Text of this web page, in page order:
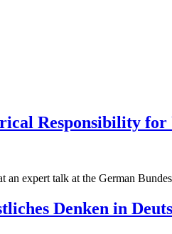
Responsibility for
expert talk at the German
Denken in